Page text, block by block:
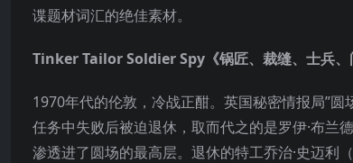
谍题材词汇的绝佳素材。
Tinker Tailor Soldier Spy《锅匠、裁缝、士兵、
1970年代的伦敦，冷战正酣。英国秘密情报局”圆
任务中失败后被迫退休，取而代之的是罗伊·布
渗透进了圆场的最高层。退休的特工乔治·史迈利